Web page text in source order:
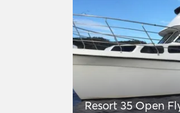
Resort 35 Open